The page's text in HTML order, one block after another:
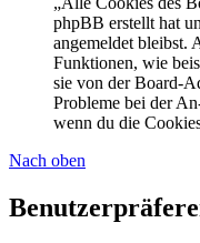
phpBB erstellt hat
angemeldet bleibst.
Funktionen, wie
sie von der Board-
Probleme bei der
wenn du die
Nach oben